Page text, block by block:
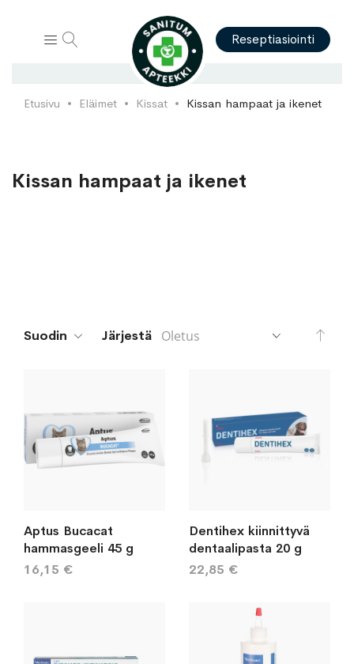
Reseptiasiointi
Etusivu Eläimet Kissat Kissan hampaat ja ikenet
Kissan hampaat ja ikenet
Suodin Järjestä
Aptus Bucacat
hammasgeeli 45 g
16,15 €
Dentihex kiinnittyvä
dentaalipasta 20 g
22,85 €